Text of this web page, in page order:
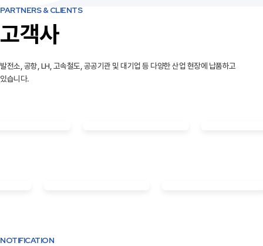
PARTNERS & CLIENTS
고객사
발전소, 공항, LH, 고속철도, 공공기관 및 대기업 등 다양한 산업 현장에 납품하고
있습니다.
NOTIFICATION